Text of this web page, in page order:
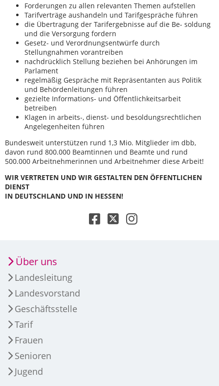
Forderungen zu allen relevanten Themen aufstellen
Tarifverträge aushandeln und Tarifgespräche führen
die Übertragung der Tarifergebnisse auf die Be- soldung
und die Versorgung fordern
Gesetz- und Verordnungsentwürfe durch
Stellungnahmen vorantreiben
nachdrücklich Stellung beziehen bei Anhörungen im
Parlament
regelmäßig Gespräche mit Repräsentanten aus Politik
und Behördenleitungen führen
gezielte Informations- und Öffentlichkeitsarbeit
betreiben
Klagen in arbeits-, dienst- und besoldungsrechtlichen
Angelegenheiten führen
Bundesweit unterstützen rund 1,3 Mio. Mitglieder im dbb,
davon rund 800.000 Beamtinnen und Beamte und rund
500.000 Arbeitnehmerinnen und Arbeitnehmer diese Arbeit!
WIR VERTRETEN UND WIR GESTALTEN DEN ÖFFENTLICHEN
DIENST
IN DEUTSCHLAND UND IN HESSEN!
Über uns
Landesleitung
Landesvorstand
Geschäftsstelle
Tarif
Frauen
Senioren
Jugend